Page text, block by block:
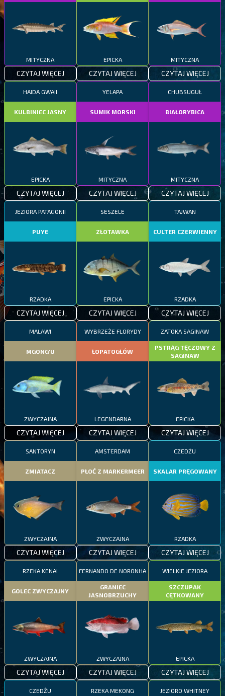
MITYCZNA
CZYTAJ WIĘCEJ
EPICKA
CZYTAJ WIĘCEJ
MITYCZNA
CZYTAJ WIĘCEJ
HAIDA GWAII
KULBINIEC JASNY
EPICKA
CZYTAJ WIĘCEJ
YELAPA
SUMIK MORSKI
MITYCZNA
CZYTAJ WIĘCEJ
CHUBSUGUŁ
BIAŁORYBICA
MITYCZNA
CZYTAJ WIĘCEJ
JEZIORA PATAGONII
PUYE
RZADKA
CZYTAJ WIĘCEJ
SESZELE
ZŁOTAWKA
EPICKA
CZYTAJ WIĘCEJ
TAJWAN
CULTER CZERWIENNY
RZADKA
CZYTAJ WIĘCEJ
MALAWI
MGONG'U
ZWYCZAJNA
CZYTAJ WIĘCEJ
WYBRZEŻE FLORYDY
ŁOPATOGŁÓW
LEGENDARNA
CZYTAJ WIĘCEJ
ZATOKA SAGINAW
PSTRĄG TĘCZOWY Z
SAGINAW
EPICKA
CZYTAJ WIĘCEJ
SANTORYN
ZMIATACZ
ZWYCZAJNA
CZYTAJ WIĘCEJ
AMSTERDAM
PŁOĆ Z MARKERMEER
ZWYCZAJNA
CZYTAJ WIĘCEJ
CZEDŻU
SKALAR PRĘGOWANY
RZADKA
CZYTAJ WIĘCEJ
RZEKA KENAI
GOLEC ZWYCZAJNY
ZWYCZAJNA
CZYTAJ WIĘCEJ
FERNANDO DE NORONHA
GRANIEC
JASNOBRZUCHY
ZWYCZAJNA
CZYTAJ WIĘCEJ
WIELKIE JEZIORA
SZCZUPAK
CĘTKOWANY
EPICKA
CZYTAJ WIĘCEJ
CZEDŻU RZEKA MEKONG JEZIORO WHITNEY